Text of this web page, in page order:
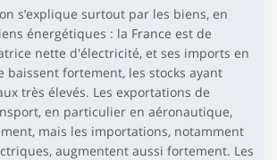
s’explique surtout par les biens, en
énergétiques : la France est de
nette d'électricité, et ses imports en
baissent fortement, les stocks ayant
très élevés. Les exportations de
en particulier en aéronautique,
mais les importations, notamment
augmentent aussi fortement. Les